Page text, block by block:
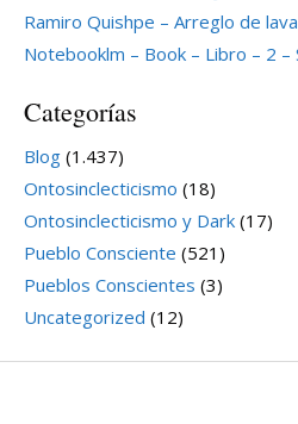
Ramiro Quishpe – Arreglo de
Notebooklm – Book – Libro – 2 –
Categorías
Blog (1.437)
Ontosinclecticismo (18)
Ontosinclecticismo y Dark (17)
Pueblo Consciente (521)
Pueblos Conscientes (3)
Uncategorized (12)